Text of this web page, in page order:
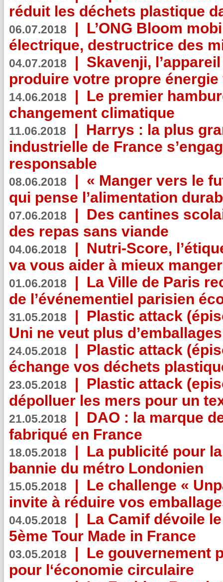
réduit les déchets plastique
06.07.2018 | L’ONG Bloom
électrique, destructrice des
04.07.2018 | Skavenji,
produire votre propre
14.06.2018 | Le premier
changement climatique
11.06.2018 | Harrys : la plus
industrielle de France
responsable
08.06.2018 | « Manger vers le
qui pense l’alimentation
07.06.2018 | Des cantines
des repas sans viande
04.06.2018 | Nutri-Score,
va vous aider à mieux
01.06.2018 | La Ville de Paris
de l’événementiel parisien
31.05.2018 | Plastic attack
Uni ne veut plus
24.05.2018 | Plastic attack
échange vos déchets
23.05.2018 | Plastic attack
dépolluer les mers pour un
21.05.2018 | DAO : la marque
fabriqué en France
18.05.2018 | La publicité pour
bannie du métro Londonien
15.05.2018 | Le challenge «
invite à réduire vos
04.05.2018 | La Camif dévoile
5ème Tour Made in France
03.05.2018 | Le gouvernement
pour l‘économie circulaire